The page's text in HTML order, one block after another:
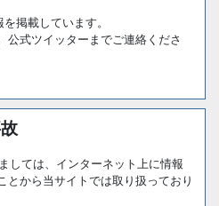
掲載しています。
公式ツイッターまでご連絡くださ
しては、インターネット上に情報
とから当サイトでは取り扱っており